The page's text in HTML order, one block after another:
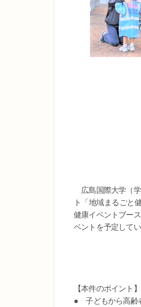
広島国際大学（学
ト「地域まるごと
健康イベントブー
ベントを予定してい
【本件のポイント】
● 子どもから高齢